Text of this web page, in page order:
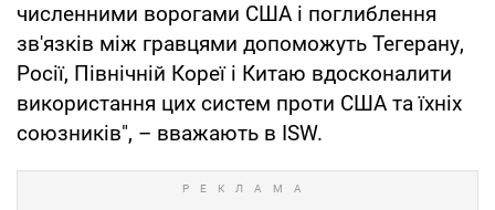
численними ворогами США і поглиблення
зв'язків між гравцями допоможуть Тегерану,
Росії, Північній Кореї і Китаю вдосконалити
використання цих систем проти США та їхніх
союзників", – вважають в ISW.